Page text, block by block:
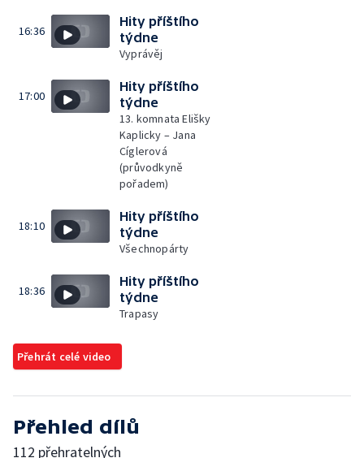
16:36
Hity příštího
týdne
Vyprávěj
17:00
Hity příštího
týdne
13. komnata Elišky
Kaplicky – Jana
Cíglerová
(průvodkyně
pořadem)
18:10
Hity příštího
týdne
Všechnopárty
18:36
Hity příštího
týdne
Trapasy
Přehrát celé video
Přehled dílů
112 přehratelných